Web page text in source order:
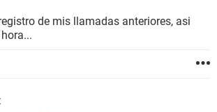
de mis llamadas anteriores, asi